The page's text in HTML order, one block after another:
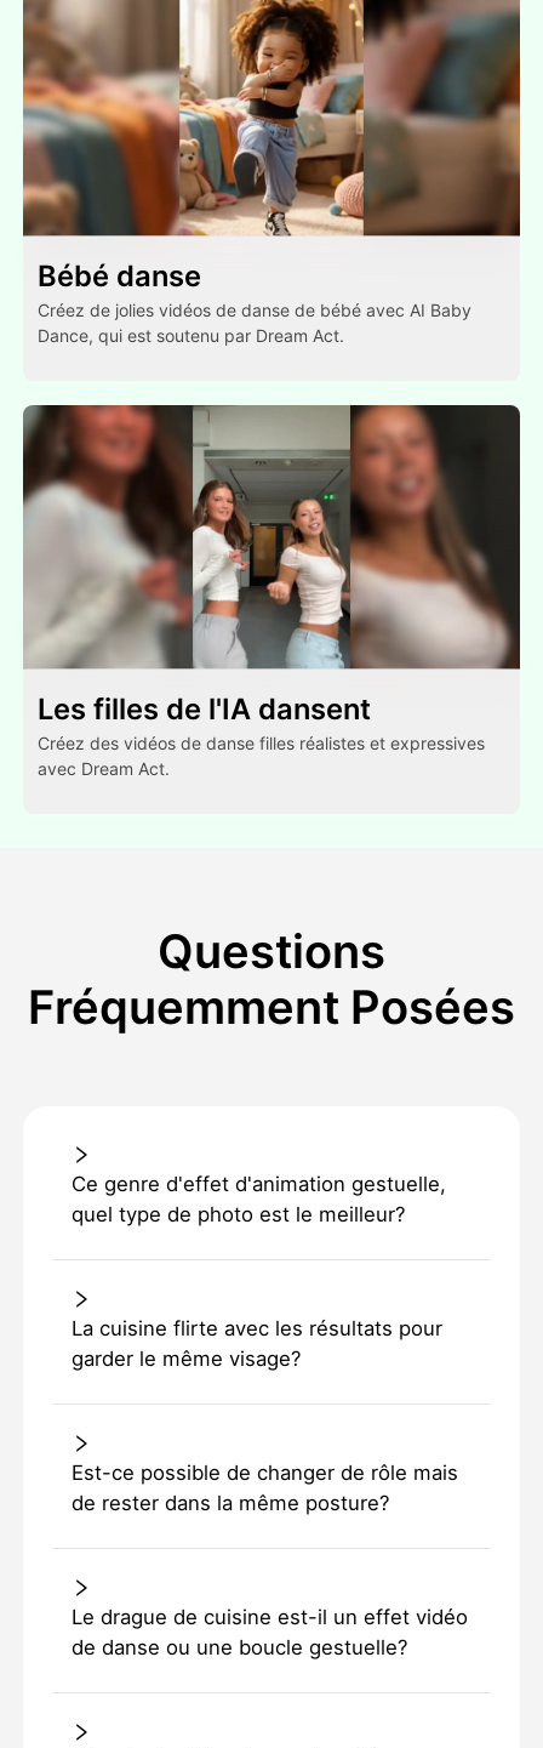
Bébé danse
Créez de jolies vidéos de danse de bébé avec AI Baby
Dance, qui est soutenu par Dream Act.
Les filles de l'IA dansent
Créez des vidéos de danse filles réalistes et expressives
avec Dream Act.
Questions
Fréquemment Posées
Ce genre d'effet d'animation gestuelle,
quel type de photo est le meilleur?
La cuisine flirte avec les résultats pour
garder le même visage?
Est-ce possible de changer de rôle mais
de rester dans la même posture?
Le drague de cuisine est-il un effet vidéo
de danse ou une boucle gestuelle?